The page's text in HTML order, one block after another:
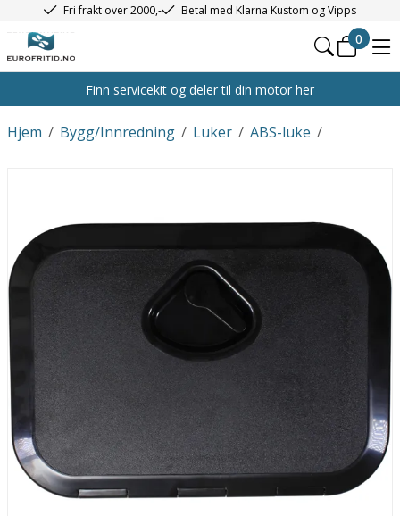
Fri frakt over 2000,- Betal med Klarna Kustom og Vipps
0
Finn servicekit og deler til din motor her
/
Hjem /
Bygg/Innredning /
Luker /
ABS-luke